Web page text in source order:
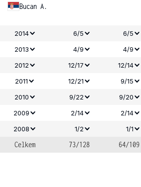
Bucan A.
2014 6/5 6/5
2013 4/9 4/9
2012 12/17 12/14
2011
12/21 9/15
2010
9/22 9/20
2009
2/14 2/14
2008 1/2 1/1
Celkem 73/128 64/109